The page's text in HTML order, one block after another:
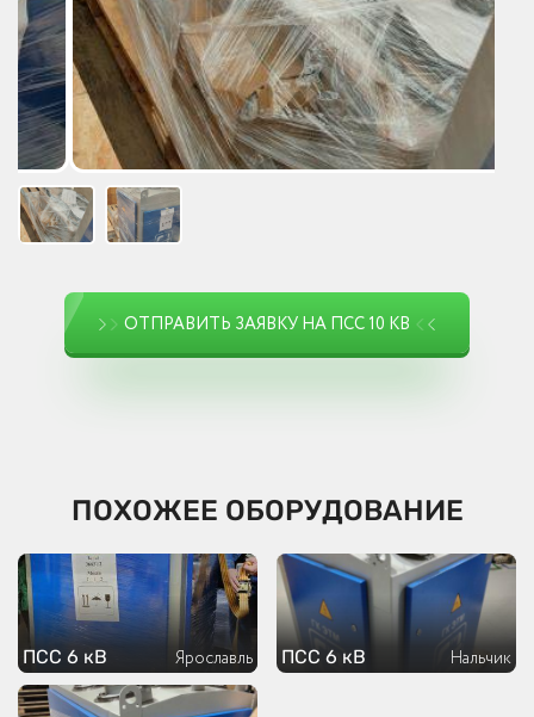
ОТПРАВИТЬ ЗАЯВКУ НА ПСС 10 КВ
ПОХОЖЕЕ ОБОРУДОВАНИЕ
ПСС 6 кВ Ярославль ПСС 6 кВ Нальчик